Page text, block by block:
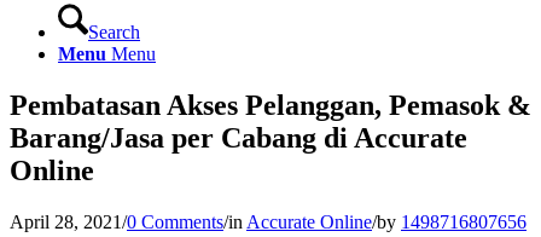
Search
Menu Menu
Pembatasan Akses Pelanggan, Pemasok &
Barang/Jasa per Cabang di Accurate
Online
April 28, 2021/0 Comments/in Accurate Online/by 1498716807656